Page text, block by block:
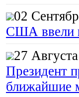
02
США ввели
27
Президент
ближайшие